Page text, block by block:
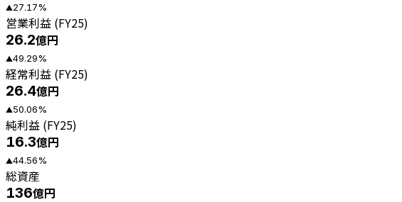
▲27.17%
営業利益 (FY25)
26.2億円
▲49.29%
経常利益 (FY25)
26.4億円
▲50.06%
純利益 (FY25)
16.3億円
▲44.56%
総資産
136億円